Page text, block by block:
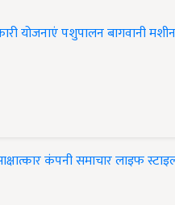
योजनाएंपशुपालनबागवानी
कंपनी समाचारलाइफ